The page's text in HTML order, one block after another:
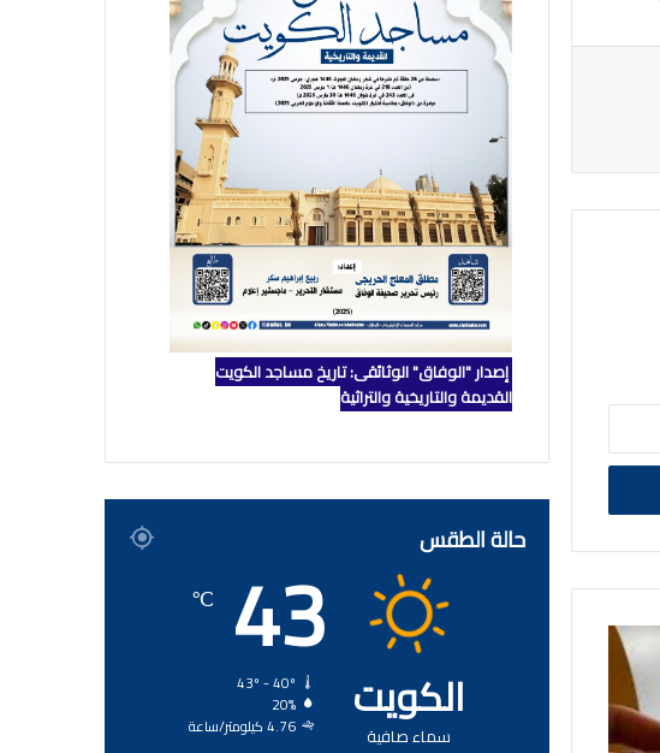
إصدار "الوفاق" الوثائقي: تاريخ مساجد الكويت
القديمة والتاريخية والتراثية
حالة الطقس
الكويت
سماء صافية
43
℃
20%
4.76 كيلومتر/ساعة